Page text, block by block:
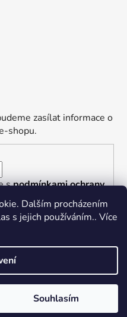
Dalším procházením
s jejich používáním.. Více
Souhlasím
zasílat informace o
shopu.
spodmínkami ochrany
. Všechna práva